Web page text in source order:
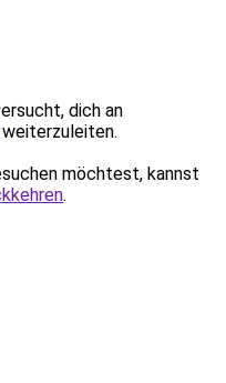
dich an
weiterzuleiten.
möchtest, kannst
.